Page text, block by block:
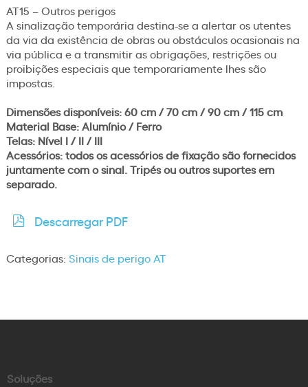
AT15 – Outros perigos
A sinalização temporária destina-se a alertar os utentes
da via da existência de obras ou obstáculos ocasionais na
via pública e a transmitir as obrigações, restrições ou
proibições especiais que temporariamente lhes são
impostas.
Dimensões disponíveis: 60 cm / 70 cm / 90 cm / 115 cm
Material Base: Alumínio / Ferro
Telas: Nível I / II / III
Acessórios: todos os acessórios de fixação são fornecidos
juntamente com o sinal. Tripés ou outros suportes em
separado.
Descarregar PDF
Categorias: Sinais de perigo AT
Soluções